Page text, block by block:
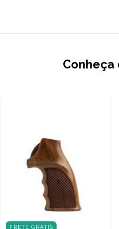
Conheça
FRETE GRÁTIS